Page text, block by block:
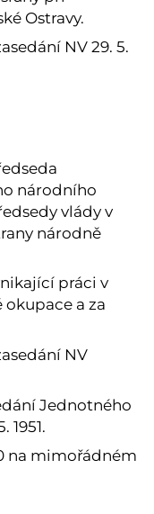
Ostravy.
NV 29. 5.
národního
vlády v
národně
práci v
a za
NV
Jednotného
1951.
na mimořádném